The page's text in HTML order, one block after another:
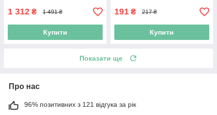
1 312 ₴ 1 491 ₴
Купити
191 ₴ 217 ₴
Купити
Показати ще
Про нас
96% позитивних з 121 відгука за рік